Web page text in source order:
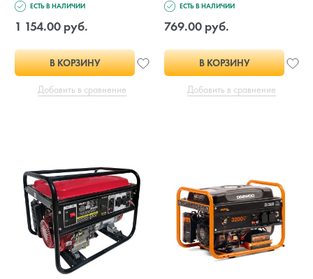
ЕСТЬ В НАЛИЧИИ
1 154.00 руб.
В КОРЗИНУ
Добавить в сравнение
ЕСТЬ В НАЛИЧИИ
769.00 руб.
В КОРЗИНУ
Добавить в сравнение